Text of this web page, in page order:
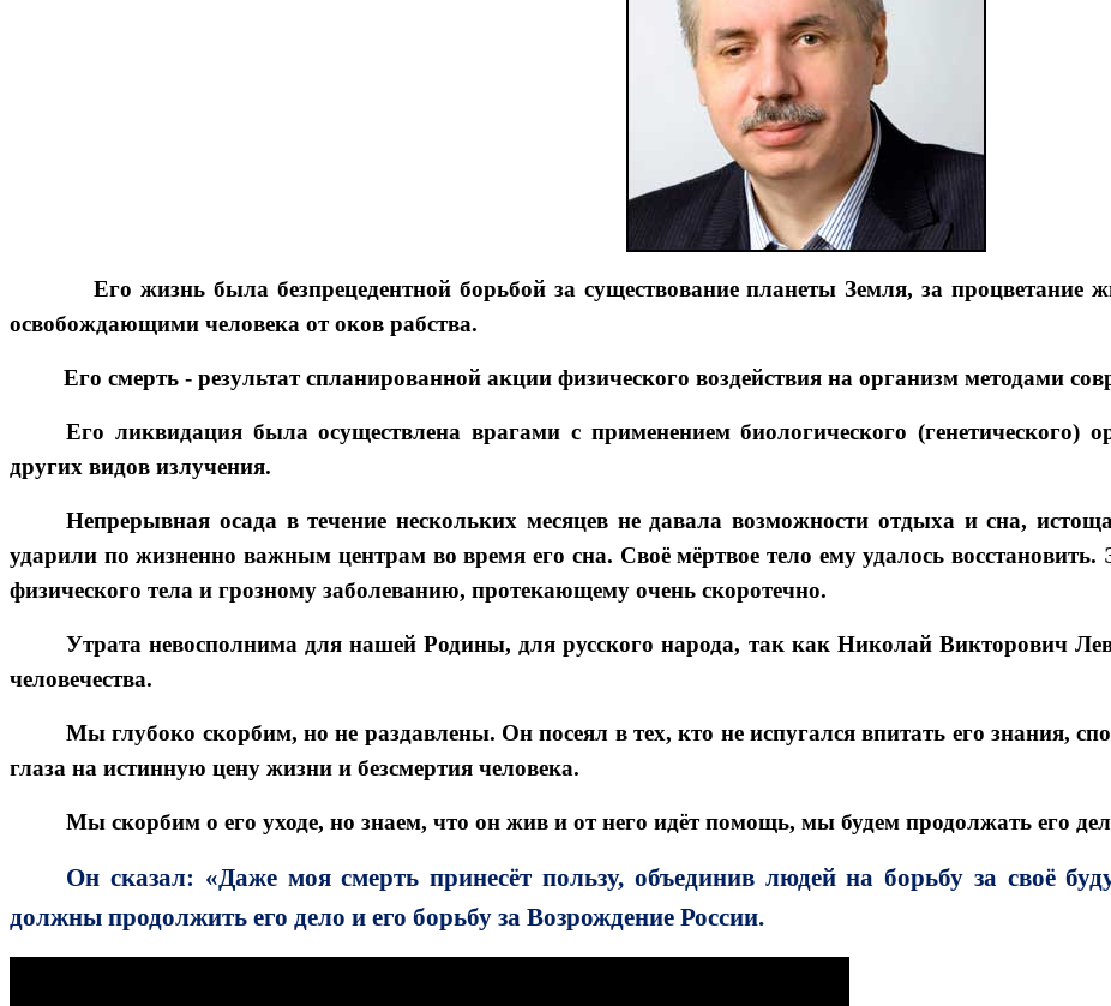
Его жизнь была безпрецедентной борьбой за существование планеты Земля, за процветание
освобождающими человека от оков рабства.
Его смерть - результат спланированной акции физического воздействия на организм методами
Его ликвидация была осуществлена врагами с применением биологического (генетического)
других видов излучения.
Непрерывная осада в течение нескольких месяцев не давала возможности отдыха и сна,
ударили по жизненно важным центрам во время его сна. Своё мёртвое тело ему удалось
физического тела и грозному заболеванию, протекающему очень скоротечно.
Утрата невосполнима для нашей Родины, для русского народа, так как Николай Викторович
человечества.
Мы глубоко скорбим, но не раздавлены. Он посеял в тех, кто не испугался впитать его знания,
глаза на истинную цену жизни и безсмертия человека.
Мы скорбим о его уходе, но знаем, что он жив и от него идёт помощь, мы будем продолжать его
Он сказал: «Даже моя смерть принесёт пользу, объединив людей на борьбу за своё
должны продолжить его дело и его борьбу за Возрождение России.